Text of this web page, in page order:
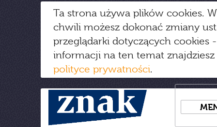
Ta strona używa plików cookies.
chwili możesz dokonać zmiany
przeglądarki dotyczących cookies
informacji na ten temat
polityce prywatności.